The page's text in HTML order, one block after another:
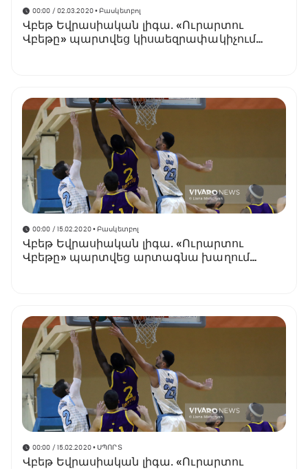
00:00 / 02.03.2020• Բասկետբոլ
Վբեթ Եվրասիական լիգա․ «Ուրարտու
Վբեթը» պարտվեց կիսաեզրափակիչում
00:00 / 15.02.2020• Բասկետբոլ
Վբեթ Եվրասիական լիգա․ «Ուրարտու
Վբեթը» պարտվեց արտագնա խաղում
00:00 / 15.02.2020• ՍՊՈՐՏ
Վբեթ Եվրասիական լիգա․ «Ուրարտու